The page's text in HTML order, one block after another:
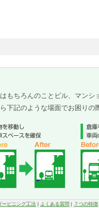
もちろんのことビル、マン
下記のような場面でお困り
ーピニング工法 | よくある質問 | ７つの特徴